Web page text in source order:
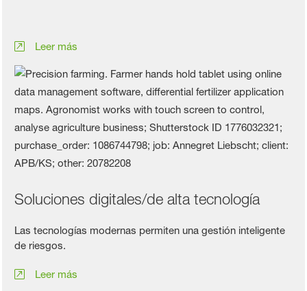
Leer más
Soluciones digitales/de alta tecnología
Las tecnologías modernas permiten una gestión inteligente
de riesgos.
Leer más